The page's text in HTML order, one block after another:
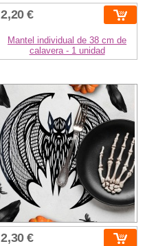
2,20 €
Mantel individual de 38 cm de
calavera - 1 unidad
2,30 €